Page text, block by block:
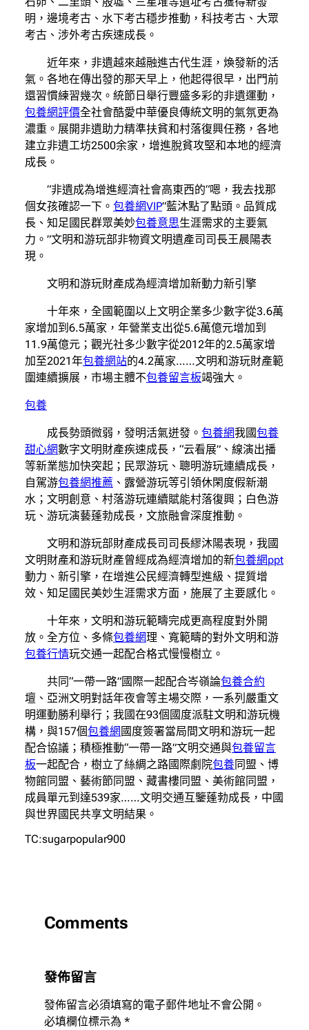
明，邊境考古、水下考古穩步推動，科技考古、大眾
考古、涉外考古疾速成長。
近年來，非遺越來越融進古代生涯，煥發新的活
氣。各地在傳出發的那天早上，他起得很早，出門前
還習慣練習幾次。統節日舉行豐盛多彩的非遺運動，
包養網評價全社會酷愛中華優良傳統文明的氣氛更為
濃重。展開非遺助力精準扶貧和村落復興任務，各地
建立非遺工坊2500余家，增進脫貧攻堅和本地的經濟
成長。
“非遺成為增進經濟社會高東西的“嗯，我去找那
個女孩確認一下。 包養網VIP”藍沐點了點頭。品質成
長、知足國民群眾美妙包養意思生涯需求的主要氣
力。”文明和游玩部非物資文明遺產司司長王晨陽表
現。
文明和游玩財產成為經濟增加新動力新引擎
十年來，全國範圍以上文明企業多少數字從3.6萬
家增加到6.5萬家，年營業支出從5.6萬億元增加到
11.9萬億元；觀光社多少數字從2012年的2.5萬家增
加至2021年包養網站的4.2萬家……文明和游玩財產範
圍連續擴展，市場主體不包養留言板竭強大。
包養
成長勢頭微弱，發明活氣迸發。 包養網我國包養
甜心網數字文明財產疾速成長，“云看展”、線演出播
等新業態加快突起；民眾游玩、聰明游玩連續成長，
自駕游包養網推薦 、露營游玩等引領休閑度假新潮
水；文明創意、村落游玩連續賦能村落復興；白色游
玩、游玩演藝蓬勃成長，文旅融會深度推動。
文明和游玩部財產成長司司長繆沐陽表現，我國
文明財產和游玩財產曾經成為經濟增加的新包養網ppt
動力、新引擎，在增進公民經濟轉型進級、提質增
效、知足國民美妙生涯需求方面，施展了主要感化。
十年來，文明和游玩範疇完成更高程度對外開
放。全方位、多條包養網理、寬範疇的對外文明和游
包養行情玩交通一起配合格式慢慢樹立。
共同“一帶一路”國際一起配合岑嶺論包養合約
壇、亞洲文明對話年夜會等主場交際，一系列嚴重文
明運動勝利舉行；我國在93個國度派駐文明和游玩機
構，與157個包養網 國度簽署當局間文明和游玩一起
配合協議；積極推動“一帶一路”文明交通與包養留言
板一起配合，樹立了絲綢之路國際劇院包養同盟、博
物館同盟、藝術節同盟、藏書樓同盟、美術館同盟，
成員單元到達539家……文明交通互鑒蓬勃成長，中國
與世界國民共享文明結果。
TC:sugarpopular900
Comments
發佈留言
發佈留言必須填寫的電子郵件地址不會公開。
必填欄位標示為 *